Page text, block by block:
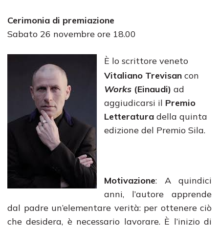
Cerimonia di premiazione
Sabato 26 novembre ore 18.00
È lo scrittore veneto
Vitaliano Trevisan con
Works (Einaudi) ad
aggiudicarsi il Premio
Letteratura della quinta
edizione del Premio Sila.
Motivazione: A quindici
anni, l’autore apprende
dal padre un’elementare verità: per ottenere ciò
che desidera, è necessario lavorare. È l’inizio di